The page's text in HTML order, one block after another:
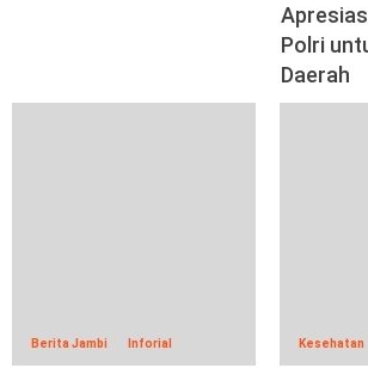
Polri
Daerah
Berita Jambi Inforial Kesehatan